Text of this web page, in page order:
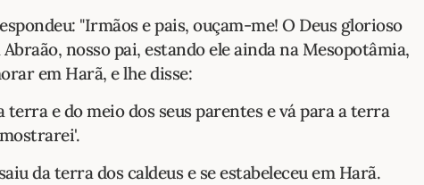
"Irmãos e pais, ouçam-me! O Deus glorioso
Abraão, nosso pai, estando ele ainda na Mesopotâmia,
em Harã, e lhe disse:
terra e do meio dos seus parentes e vá para a terra
da terra dos caldeus e se estabeleceu em Harã.